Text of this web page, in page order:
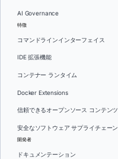
AI Governance
特徴
コマンドラインインターフェイス
IDE 拡張機能
コンテナー ランタイム
Docker Extensions
信頼できるオープンソース コンテンツ
安全なソフトウェア サプライチェーン
開発者
ドキュメンテーション